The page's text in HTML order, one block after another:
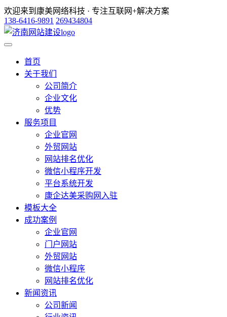
欢迎来到康美网络科技 · 专注互联网+解决方案
138-6416-9891 269434804
首页
关于我们
公司简介
企业文化
优势
服务项目
企业官网
外贸网站
网站排名优化
微信小程序开发
平台系统开发
康企达美采购网入驻
模板大全
成功案例
企业官网
门户网站
外贸网站
微信小程序
网站排名优化
新闻资讯
公司新闻